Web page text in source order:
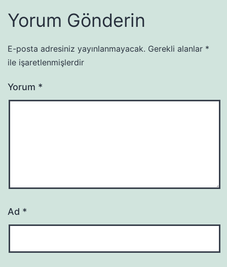
Yorum Gönderin
E-posta adresiniz yayınlanmayacak. Gerekli alanlar *
ile işaretlenmişlerdir
Yorum *
Ad *